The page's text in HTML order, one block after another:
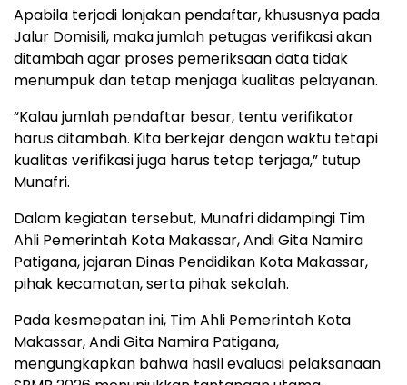
Apabila terjadi lonjakan pendaftar, khususnya pada
Jalur Domisili, maka jumlah petugas verifikasi akan
ditambah agar proses pemeriksaan data tidak
menumpuk dan tetap menjaga kualitas pelayanan.
“Kalau jumlah pendaftar besar, tentu verifikator
harus ditambah. Kita berkejar dengan waktu tetapi
kualitas verifikasi juga harus tetap terjaga,” tutup
Munafri.
Dalam kegiatan tersebut, Munafri didampingi Tim
Ahli Pemerintah Kota Makassar, Andi Gita Namira
Patigana, jajaran Dinas Pendidikan Kota Makassar,
pihak kecamatan, serta pihak sekolah.
Pada kesmepatan ini, Tim Ahli Pemerintah Kota
Makassar, Andi Gita Namira Patigana,
mengungkapkan bahwa hasil evaluasi pelaksanaan